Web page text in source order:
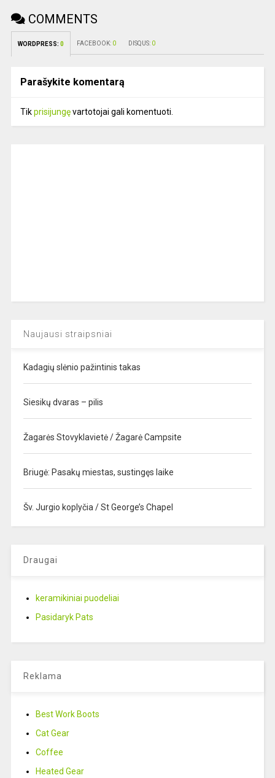
COMMENTS
WORDPRESS: 0 FACEBOOK: 0 DISQUS: 0
Parašykite komentarą
Tikprisijungęvartotojai gali komentuoti.
Naujausi straipsniai
Kadagių slėnio pažintinis takas
Siesikų dvaras – pilis
Žagarės Stovyklavietė / Žagarė Campsite
Briugė: Pasakų miestas, sustingęs laike
Šv. Jurgio koplyčia / St George’s Chapel
Draugai
keramikiniai puodeliai
Pasidaryk Pats
Reklama
Best Work Boots
Cat Gear
Coffee
Heated Gear